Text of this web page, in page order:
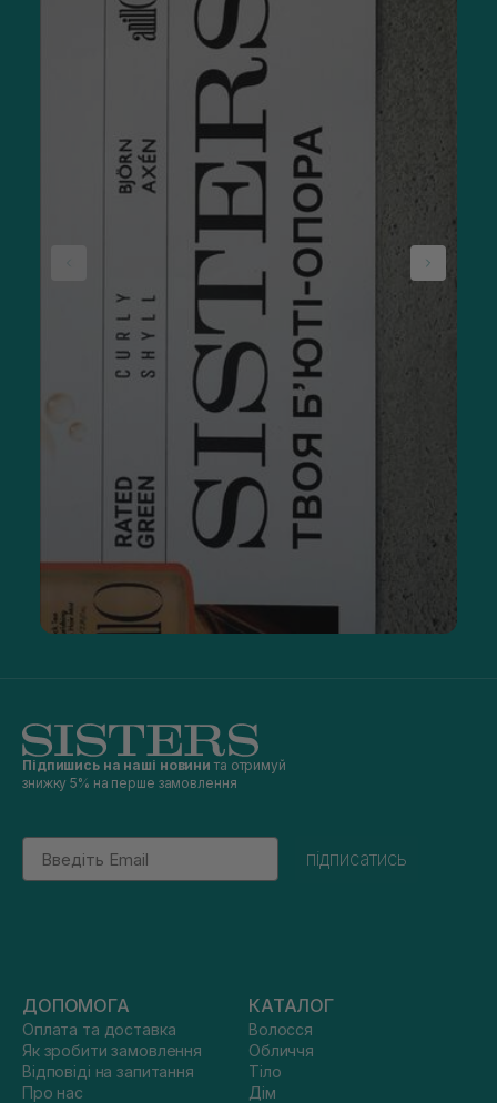
Підпишись на наші новини та отримуй
знижку 5% на перше замовлення
Email
підписатись
ДОПОМОГА
Оплата та доставка
Як зробити замовлення
Відповіді на запитання
Про нас
КАТАЛОГ
Волосся
Обличчя
Тіло
Дім